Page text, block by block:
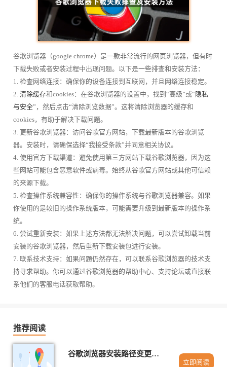
谷歌浏览器（google chrome）是一款非常流行的网页浏览器，但有时
下载失败或者安装过程中出现问题。以下是一些排查和安装方法：
1. 检查网络连接：确保你的设备连接到互联网，并且网络连接稳定。
2. 清除缓存和cookies：在谷歌浏览器的设置中，找到“高级”或“ 隐私
与安全”，然后点击“清除浏览数据”。这将清除浏览器的缓存和
cookies，有助于解决下载问题。
3. 更新谷歌浏览器：访问谷歌官方网站，下载最新版本的谷歌浏览
器。安装时，请确保选择“我接受条款”并同意相关协议。
4. 使用官方下载渠道：避免使用第三方网站下载谷歌浏览器，因为这
些网站可能包含恶意软件或病毒。始终从谷歌官方网站或其他可信赖
的来源下载。
5. 检查操作系统兼容性：确保你的操作系统与谷歌浏览器兼容。如果
你使用的是较旧的操作系统版本，可能需要升级到最新版本的操作系
统。
6. 尝试重新安装：如果上述方法都无法解决问题，可以尝试卸载当前
安装的谷歌浏览器，然后重新下载安装包进行安装。
7. 联系技术支持：如果问题仍然存在，可以联系谷歌浏览器的技术支
持寻求帮助。你可以通过谷歌浏览器的帮助中心、支持论坛或直接联
系他们的客服电话获取帮助。
推荐阅读
谷歌浏览器安装路径变更的操作流程
立即阅读